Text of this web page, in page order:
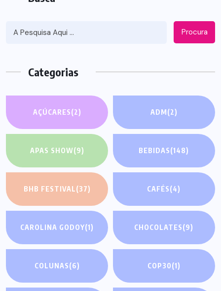
Procura
Categorias
AÇÚCARES(2) ADM(2)
APAS SHOW(9) BEBIDAS(148)
BHB FESTIVAL(37) CAFÉS(4)
CAROLINA GODOY(1) CHOCOLATES(9)
COLUNAS(6) COP30(1)